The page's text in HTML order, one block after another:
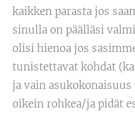
kaikken parasta jos
sinulla on päälläsi
olisi hienoa jos
tunistettavat kohdat
ja vain
oikein rohkea/ja pidät